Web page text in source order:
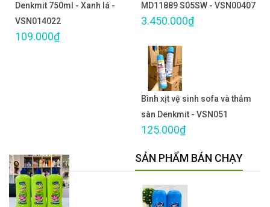
Denkmit 750ml - Xanh lá -
VSN014022
109.000₫
MD11889 S05SW - VSN00407
3.450.000₫
Bình xịt vệ sinh sofa và thảm
sàn Denkmit - VSN051
125.000₫
SẢN PHẨM BÁN CHẠY